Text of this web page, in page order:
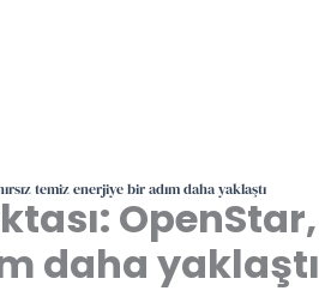
temiz enerjiye bir adım daha yaklaştı
OpenStar,
daha yaklaştı